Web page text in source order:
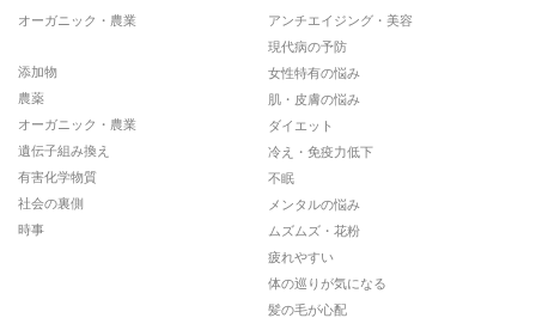
オーガニック・農業
添加物
農薬
オーガニック・農業
遺伝子組み換え
有害化学物質
社会の裏側
時事
アンチエイジング・美容
現代病の予防
女性特有の悩み
肌・皮膚の悩み
ダイエット
冷え・免疫力低下
不眠
メンタルの悩み
ムズムズ・花粉
疲れやすい
体の巡りが気になる
髪の毛が心配